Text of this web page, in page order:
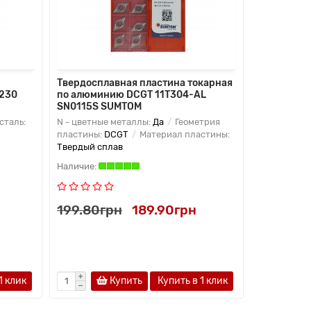
клик
Твердосплавная пластина токарная
по алюминию DCGT 11T304-AL
SN0115S SUMTOM
N - цветные металлы: Да
Геометрия
пластины: DCGT
Материал пластины:
Твердый сплав
199.80грн 189.90грн
Купить Купить в 1 клик